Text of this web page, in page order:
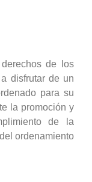
de los
disfrutar de un
para su
la promoción y
de la
ordenamiento